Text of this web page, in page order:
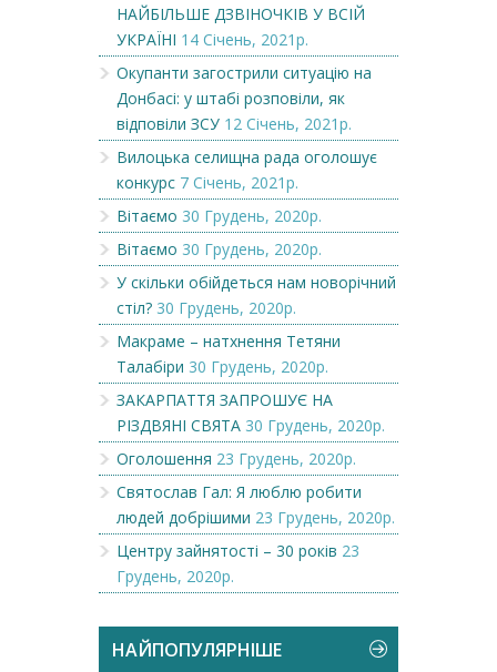
НАЙБІЛЬШЕ ДЗВІНОЧКІВ У ВСІЙ
УКРАЇНІ 14 Січень, 2021р.
Окупанти загострили ситуацію на
Донбасі: у штабі розповіли, як
відповіли ЗСУ 12 Січень, 2021р.
Вилоцька селищна рада оголошує
конкурс 7 Січень, 2021р.
Вітаємо 30 Грудень, 2020р.
Вітаємо 30 Грудень, 2020р.
У скільки обійдеться нам новорічний
стіл? 30 Грудень, 2020р.
Макраме – натхнення Тетяни
Талабіри 30 Грудень, 2020р.
ЗАКАРПАТТЯ ЗАПРОШУЄ НА
РІЗДВЯНІ СВЯТА 30 Грудень, 2020р.
Оголошення 23 Грудень, 2020р.
Святослав Гал: Я люблю робити
людей добрішими 23 Грудень, 2020р.
Центру зайнятості – 30 років 23
Грудень, 2020р.
НАЙПОПУЛЯРНІШЕ